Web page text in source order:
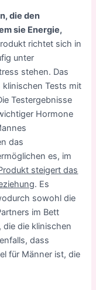
die den
sie Energie,
richtet sich in
unter
stehen. Das
klinischen Tests mit
Testergebnisse
Hormone
das
es, im
steigert das
. Es
sowohl die
im Bett
die klinischen
dass
für Männer ist, die